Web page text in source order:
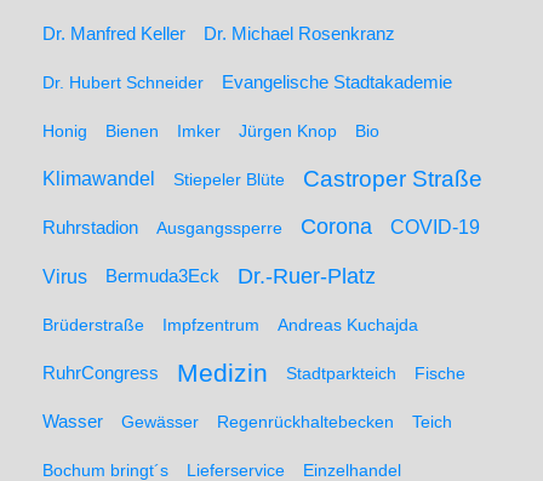
Dr. Manfred Keller Dr. Michael Rosenkranz
Dr. Hubert Schneider Evangelische Stadtakademie
Honig Bienen Imker Jürgen Knop Bio
Klimawandel Stiepeler Blüte Castroper Straße
Ruhrstadion Ausgangssperre Corona COVID-19
Virus Bermuda3Eck Dr.-Ruer-Platz
Brüderstraße Impfzentrum Andreas Kuchajda
RuhrCongress Medizin Stadtparkteich Fische
Wasser Gewässer Regenrückhaltebecken Teich
Bochum bringt´s Lieferservice Einzelhandel